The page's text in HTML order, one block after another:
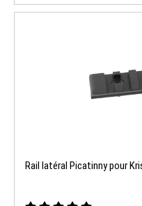
Rail latéral Picatinny pour